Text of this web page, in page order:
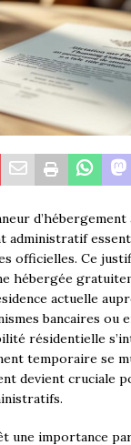
administratif
officielles. Ce
hébergée
actuelle
bancaires ou
résidentielle
temporaire se
devient cruciale
une importance